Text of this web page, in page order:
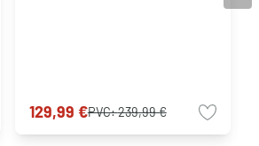
129,99 €PVC:239,99 €